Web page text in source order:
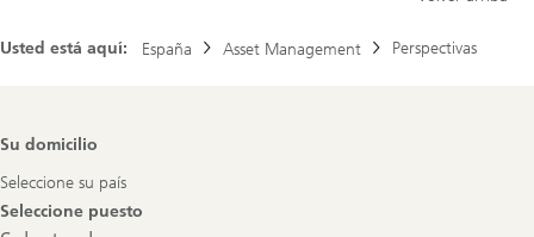
Usted está aquí: España Asset Management Perspectivas
Footer
Su domicilio
Seleccione su país
Seleccione puesto
Select